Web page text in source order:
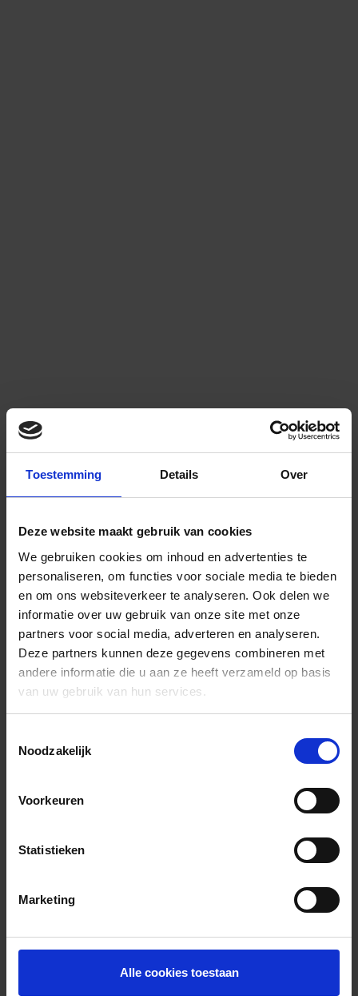
Toestemming Details Over
Deze website maakt gebruik van cookies
We gebruiken cookies om inhoud en advertenties te
personaliseren, om functies voor sociale media te bieden
en om ons websiteverkeer te analyseren. Ook delen we
informatie over uw gebruik van onze site met onze
partners voor social media, adverteren en analyseren.
Deze partners kunnen deze gegevens combineren met
andere informatie die u aan ze heeft verzameld op basis
van uw gebruik van hun services.
Noodzakelijk
Voorkeuren
Statistieken
Marketing
Alle cookies toestaan